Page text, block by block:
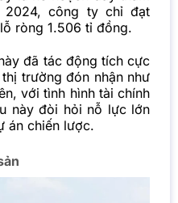
công ty chỉ đạt
ròng 1.506 tỉ đồng.
đã tác động tích cực
trường đón nhận như
với tình hình tài chính
này đòi hỏi nỗ lực lớn
án chiến lược.